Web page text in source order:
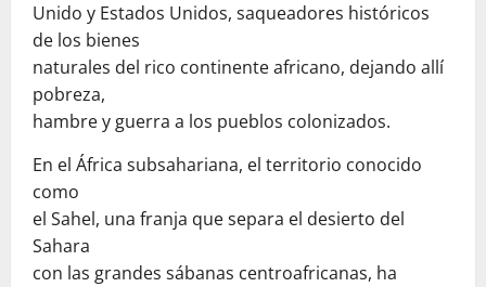
Unido y Estados Unidos, saqueadores históricos
de los bienes
naturales del rico continente africano, dejando allí
pobreza,
hambre y guerra a los pueblos colonizados.
En el África subsahariana, el territorio conocido
como
el Sahel, una franja que separa el desierto del
Sahara
con las grandes sábanas centroafricanas, ha